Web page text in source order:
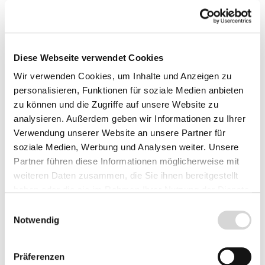
Diese Webseite verwendet Cookies
Wir verwenden Cookies, um Inhalte und Anzeigen zu
personalisieren, Funktionen für soziale Medien anbieten
zu können und die Zugriffe auf unsere Website zu
analysieren. Außerdem geben wir Informationen zu Ihrer
Verwendung unserer Website an unsere Partner für
soziale Medien, Werbung und Analysen weiter. Unsere
Partner führen diese Informationen möglicherweise mit
weiteren Daten zusammen, die Sie ihnen bereitgestellt
Notwendig
Präferenzen
sitchensis werden ca. 2 cm lang und sind
keilförmig geschnitten. Die Nadeloberseite ist
Stahlblau ist. Die Nadeln stehen dicht und quirlig
Zapfen werden ca. 10 cm lang und ca. 3 cm breit
und sind leicht gebogen. Wie bei allen anderen
Fichten auch, hängen die Zapfen nach unten.
Standort und Boden
Fichten sind Flachwurzler und benötigen daher
humos, leicht sauer bis stark sauer und locker.
Machen Sie sich wegen des sauren pH-Werts
keine Sorgen, denn in Wäldern sauert der Boden
auf Grund der fallenden Nadeln und schwer